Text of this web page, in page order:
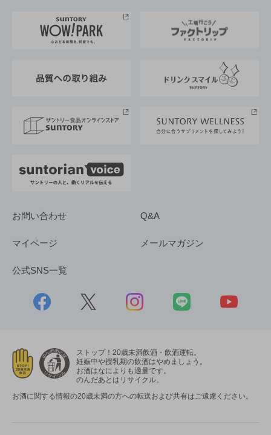
地域情報
サントリーサンバーズ大阪
サントリーが考えるサステナビリティ経営
企業概要
採用情報
お問い合わせ Q&A
マイページ メールマガジン
公式SNS一覧
ストップ！20歳未満飲酒・飲酒運転。
妊娠中や授乳期の飲酒はやめましょう。
お酒はなによりも適量です。
のんだあとはリサイクル。
お酒に関する情報の20歳未満の方への転送および共有はご遠慮ください。